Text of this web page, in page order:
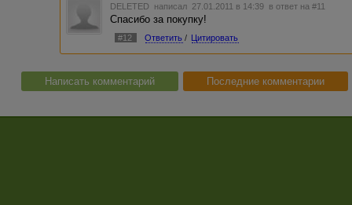
DELETED написал 27.01.2011 в 14:39 в ответ на #11
Спасибо за покупку!
#12 Ответить / Цитировать
Написать комментарий Последние комментарии